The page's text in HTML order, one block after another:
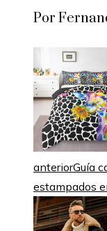
Por
anteriorGuía
estampados